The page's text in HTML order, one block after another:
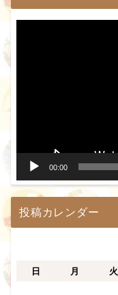
00:00
投稿カレンダー
日 月 火